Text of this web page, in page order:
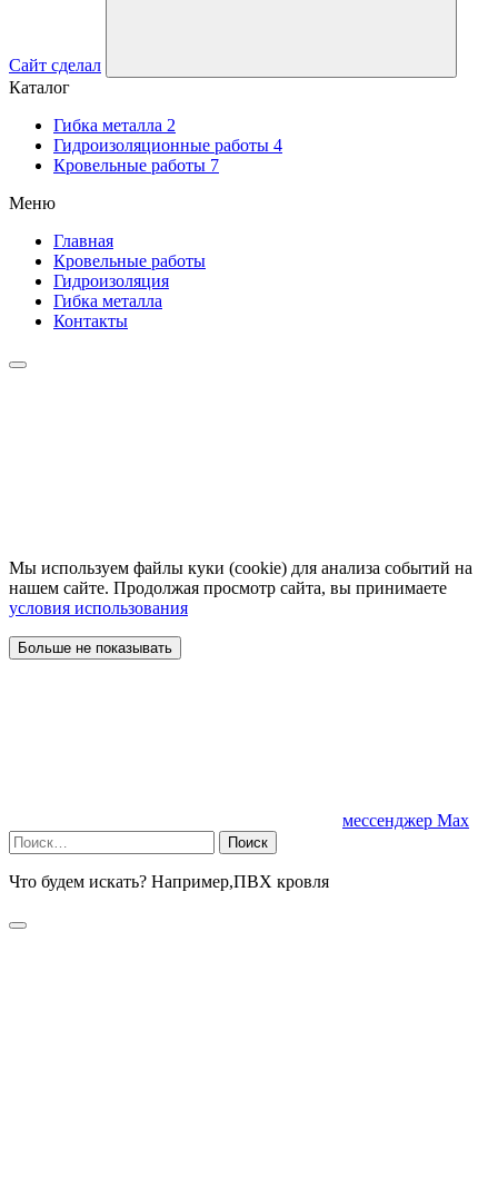
Cайт сделал
Каталог
Гибка металла 2
Гидроизоляционные работы 4
Кровельные работы 7
Меню
Главная
Кровельные работы
Гидроизоляция
Гибка металла
Контакты
Мы используем файлы куки (cookie) для анализа событий на
нашем сайте. Продолжая просмотр сайта, вы принимаете
условия использования
Больше не показывать
мессенджер Мах
Найти:
Что будем искать? Например,ПВХ кровля